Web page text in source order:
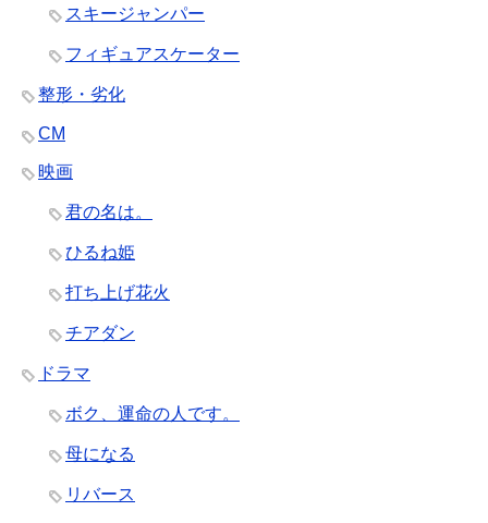
スキージャンパー
フィギュアスケーター
整形・劣化
CM
映画
君の名は。
ひるね姫
打ち上げ花火
チアダン
ドラマ
ボク、運命の人です。
母になる
リバース